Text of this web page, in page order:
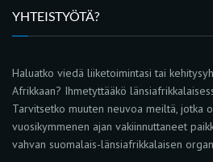
YHTEISTYÖTÄ?
Haluatko viedä liiketoimintasi tai
Afrikkaan? Ihmetyttääkö
Tarvitsetko muuten neuvoa meiltä, jotka
vuosikymmenen ajan vakiinnuttaneet
vahvan suomalais-länsiafrikkalaisen